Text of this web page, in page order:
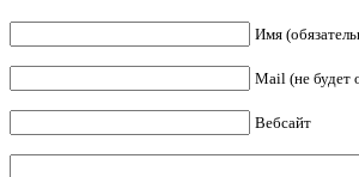
Имя
Mail (не будет
Вебсайт